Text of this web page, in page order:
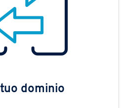
dominio